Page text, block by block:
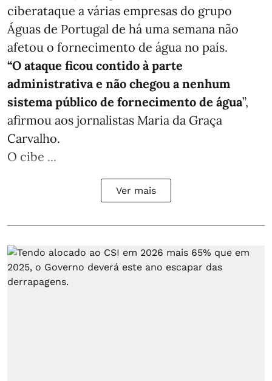
ciberataque a várias empresas do grupo
Águas de Portugal de há uma semana não
afetou o fornecimento de água no país.
“O ataque ficou contido à parte
administrativa e não chegou a nenhum
sistema público de fornecimento de água”,
afirmou aos jornalistas Maria da Graça
Carvalho.
O cibe ...
Ver mais